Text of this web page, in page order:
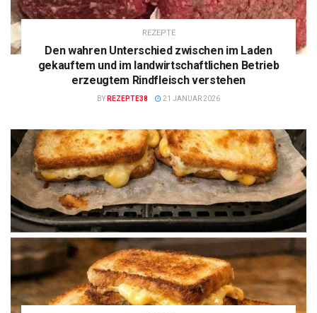
REZEPTE
Den wahren Unterschied zwischen im Laden
gekauftem und im landwirtschaftlichen Betrieb
erzeugtem Rindfleisch verstehen
BY REZEPTE38 21 JANUAR 2026